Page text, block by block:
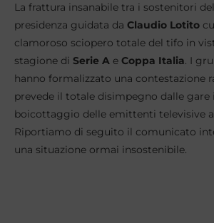
La frattura insanabile tra i sostenitori
presidenza guidata da Claudio Lotito
clamoroso sciopero totale del tifo in
stagione di Serie A e Coppa Italia. I
hanno formalizzato una contestazione
prevede il totale disimpegno dalle gare
boicottaggio delle emittenti televisive
Riportiamo di seguito il comunicato
una situazione ormai insostenibile.